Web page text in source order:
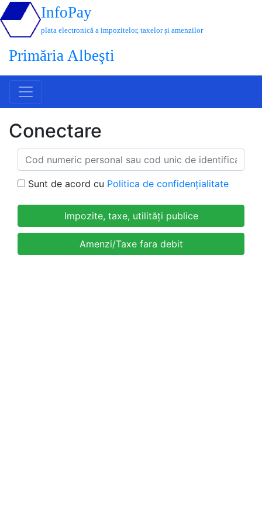
InfoPay
plata electronică a impozitelor, taxelor și amenzilor
Primăria Albeşti
Conectare
Sunt de acord cu Politica de confidențialitate